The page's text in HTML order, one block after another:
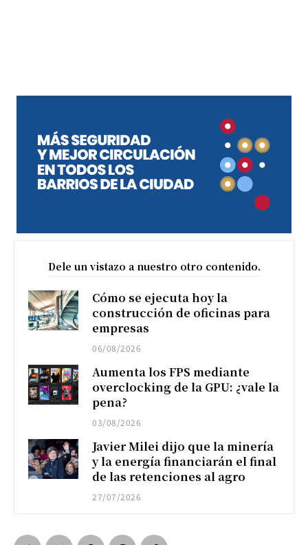
Dele un vistazo a nuestro otro contenido.
Cómo se ejecuta hoy la
construcción de oficinas para
empresas
06/08/2026
Aumenta los FPS mediante
overclocking de la GPU: ¿vale la
pena?
03/08/2026
Javier Milei dijo que la minería
y la energía financiarán el final
de las retenciones al agro
27/07/2026